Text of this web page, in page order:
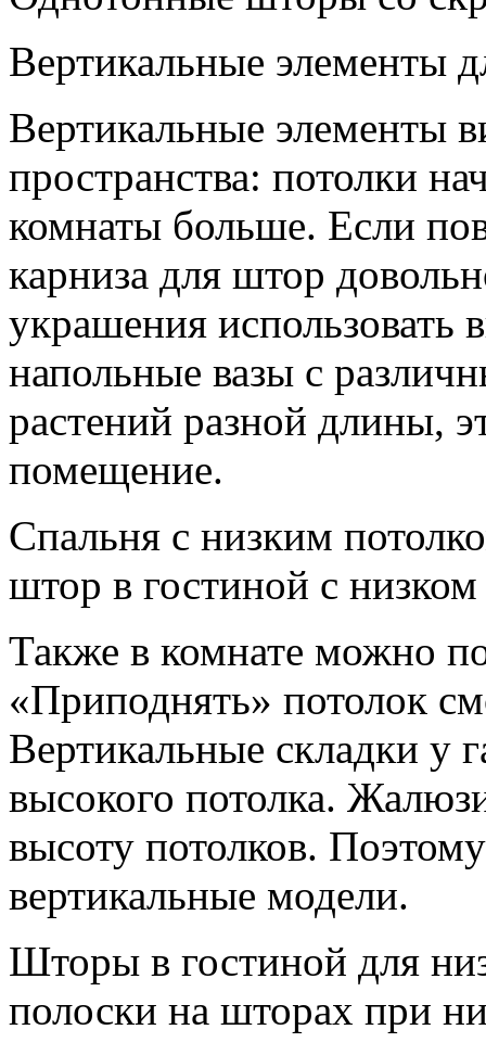
Вертикальные элементы
Вертикальные элементы
пространства: потолки
комнаты больше. Если
карниза для штор
украшения
напольные вазы с
растений разной длины,
помещение.
Спальня с низким
штор в гостиной с
Также в комнате можно
«Приподнять» потолок
Вертикальные складки у
высокого потолка.
высоту потолков.
вертикальные модели.
Шторы в гостиной для
полоски на шторах при